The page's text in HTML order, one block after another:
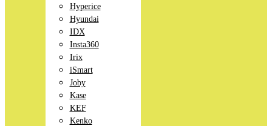
Hyperice
Hyundai
IDX
Insta360
Irix
iSmart
Joby
Kase
KEF
Kenko